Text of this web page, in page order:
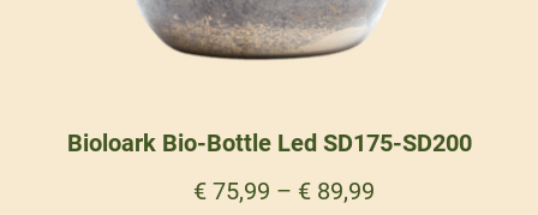
Bioloark Bio-Bottle Led SD175-SD200
€ 75,99 – € 89,99